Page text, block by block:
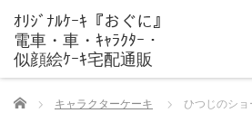
Home キャラクターケーキ
ひつじのシ